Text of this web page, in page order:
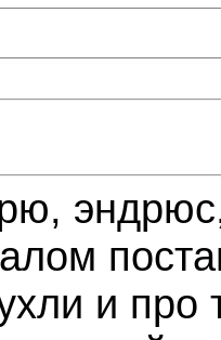
и